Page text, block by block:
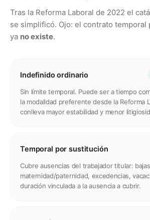
Tras la Reforma Laboral de 2022 el
se simplificó. Ojo: el contrato temporal
ya no existe.
Indefinido ordinario
Sin límite temporal. Puede ser a tiempo
la modalidad preferente desde la Reforma
conlleva mayor estabilidad y menor
Temporal por sustitución
Cubre ausencias del trabajador titular:
maternidad/paternidad, excedencias,
duración vinculada a la ausencia a cubrir.